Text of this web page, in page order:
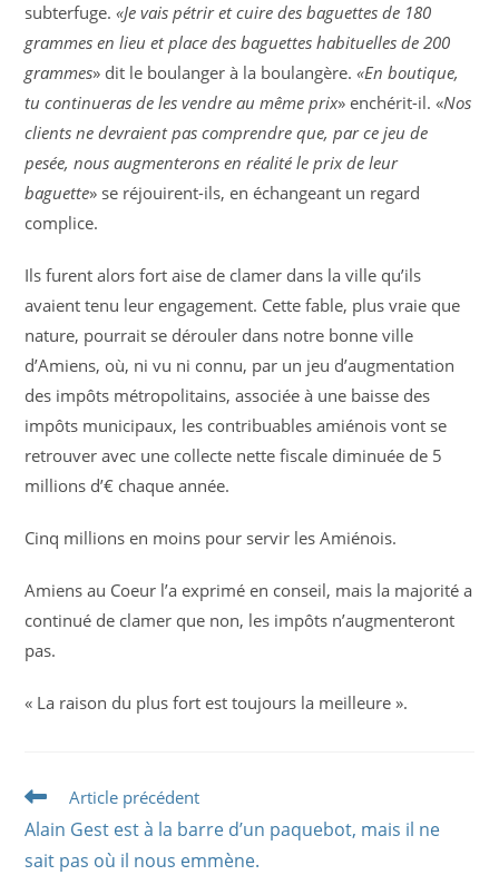
subterfuge.«Je vais pétrir et cuire des baguettes de 180
grammes en lieu et place des baguettes habituelles de 200
grammes» dit le boulanger à la boulangère.«En boutique,
tu continueras de les vendre au même prix» enchérit-il. «Nos
clients ne devraient pas comprendre que, par ce jeu de
pesée, nous augmenterons en réalité le prix de leur
baguette» se réjouirent-ils, en échangeant un regard
complice.
Ils furent alors fort aise de clamer dans la ville qu’ils
avaient tenu leur engagement. Cette fable, plus vraie que
nature, pourrait se dérouler dans notre bonne ville
d’Amiens, où, ni vu ni connu, par un jeu d’augmentation
des impôts métropolitains, associée à une baisse des
impôts municipaux, les contribuables amiénois vont se
retrouver avec une collecte nette fiscale diminuée de 5
millions d’€ chaque année.
Cinq millions en moins pour servir les Amiénois.
Amiens au Coeur l’a exprimé en conseil, mais la majorité a
continué de clamer que non, les impôts n’augmenteront
pas.
« La raison du plus fort est toujours la meilleure ».
Read
more
articles
Article précédent
Alain Gest est à la barre d’un paquebot, mais il ne
sait pas où il nous emmène.